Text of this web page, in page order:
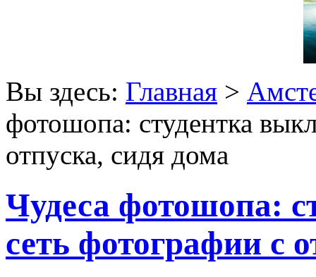
Вы здесь: Главная >
фотошопа: студентка
отпуска, сидя дома
Чудеса фотошопа:
сеть фотографии с